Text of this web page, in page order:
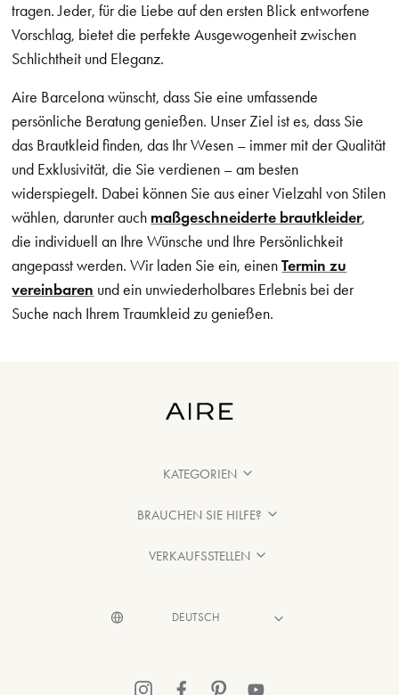
tragen. Jeder, für die Liebe auf den ersten Blick entworfene
Vorschlag, bietet die perfekte Ausgewogenheit zwischen
Schlichtheit und Eleganz.
Aire Barcelona wünscht, dass Sie eine umfassende
persönliche Beratung genießen. Unser Ziel ist es, dass Sie
das Brautkleid finden, das Ihr Wesen – immer mit der Qualität
und Exklusivität, die Sie verdienen – am besten
widerspiegelt. Dabei können Sie aus einer Vielzahl von Stilen
wählen, darunter auch maßgeschneiderte brautkleider,
die individuell an Ihre Wünsche und Ihre Persönlichkeit
angepasst werden. Wir laden Sie ein, einenTermin zu
vereinbaren und ein unwiederholbares Erlebnis bei der
Suche nach Ihrem Traumkleid zu genießen.
KATEGORIEN
BRAUCHEN SIE HILFE?
VERKAUFSSTELLEN